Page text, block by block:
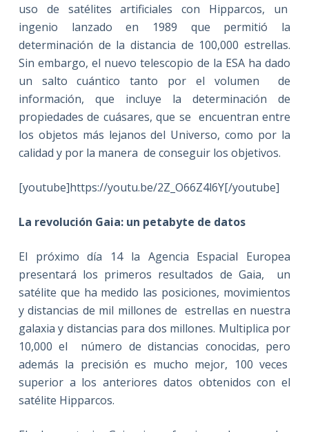
uso de satélites artificiales con Hipparcos, un
ingenio lanzado en 1989 que permitió la
determinación de la distancia de 100,000 estrellas.
Sin embargo, el nuevo telescopio de la ESA ha dado
un salto cuántico tanto por el volumen de
información, que incluye la determinación de
propiedades de cuásares, que se encuentran entre
los objetos más lejanos del Universo, como por la
calidad y por la manera de conseguir los objetivos.
[youtube]https://youtu.be/2Z_O66Z4l6Y[/youtube]
La revolución Gaia: un petabyte de datos
El próximo día 14 la Agencia Espacial Europea
presentará los primeros resultados de Gaia, un
satélite que ha medido las posiciones, movimientos
y distancias de mil millones de estrellas en nuestra
galaxia y distancias para dos millones. Multiplica por
10,000 el número de distancias conocidas, pero
además la precisión es mucho mejor, 100 veces
superior a los anteriores datos obtenidos con el
satélite Hipparcos.